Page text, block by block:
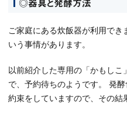
ご家庭にある炊飯器が利用でき
いう事情があります。
以前紹介した専用の「かもし
で、予約待ちのようです。 発
約束をしていますので、その結